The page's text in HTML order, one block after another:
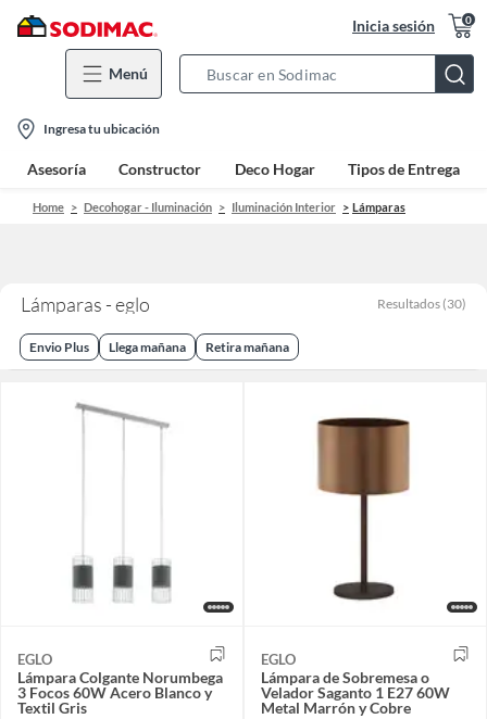
Inicia sesión 0
Menú
Bar
location-
icon
Ingresa tu ubicación
Asesoría Constructor Deco Hogar Tipos de Entrega
Home Decohogar - Iluminación Iluminación Interior Lámparas
Lámparas - eglo Resultados (30)
Envio Plus Llega mañana Retira mañana
EGLO
Lámpara Colgante Norumbega
3 Focos 60W Acero Blanco y
Textil Gris
EGLO
Lámpara de Sobremesa o
Velador Saganto 1 E27 60W
Metal Marrón y Cobre